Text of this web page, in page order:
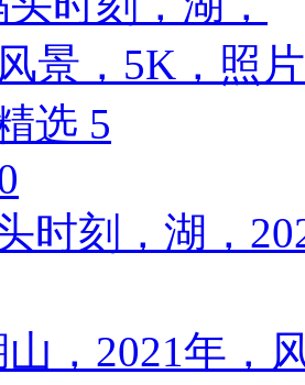
时刻，湖，